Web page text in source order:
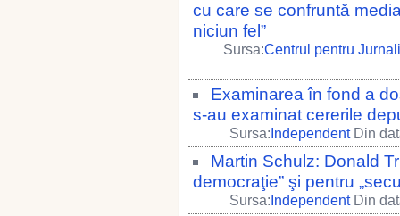
cu care se confruntă
niciun fel”
Sursa:Centrul pentru
Examinarea în fond a
s-au examinat cererile
Sursa: IndependentDin
Martin Schulz: Donald
democraţie” şi pentru
Sursa: IndependentDin